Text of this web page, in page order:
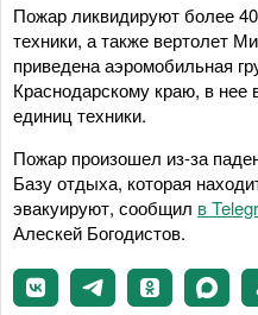
Пожар ликвидируют более
техники, а также вертолет
приведена аэромобильная
Краснодарскому краю, в нее
единиц техники.
Пожар произошел из-за
Базу отдыха, которая
эвакуируют, сообщил в
Алескей Богодистов.